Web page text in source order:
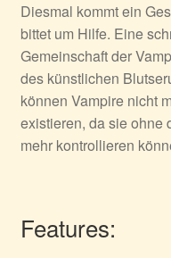
Diesmal kommt ein
bittet um Hilfe. Eine
Gemeinschaft der
des künstlichen
können Vampire nicht
existieren, da sie ohne
mehr kontrollieren
Features: